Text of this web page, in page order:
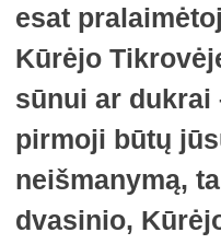
esat
Kūrėjo
sūnui ar dukrai
pirmoji būtų
neišmanymą,
dvasinio,